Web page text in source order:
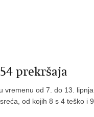
prekršaja
vremenu od 7. do 13. lipnja
od kojih 8 s 4 teško i 9